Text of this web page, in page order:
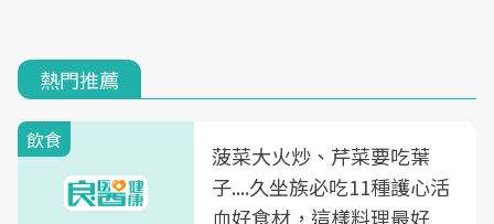
熱門推薦
飲食
菠菜大火炒、芹菜要吃葉
子....久坐族必吃11種護心活
血好食材，這樣料理最好